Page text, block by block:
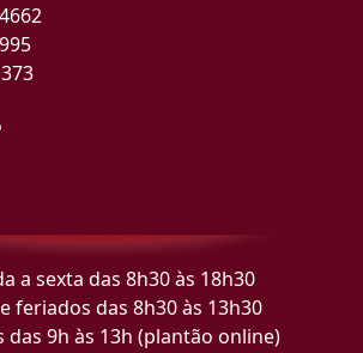
a sexta das 8h30 às 18h30
feriados das 8h30 às 13h30
das 9h às 13h (plantão online)